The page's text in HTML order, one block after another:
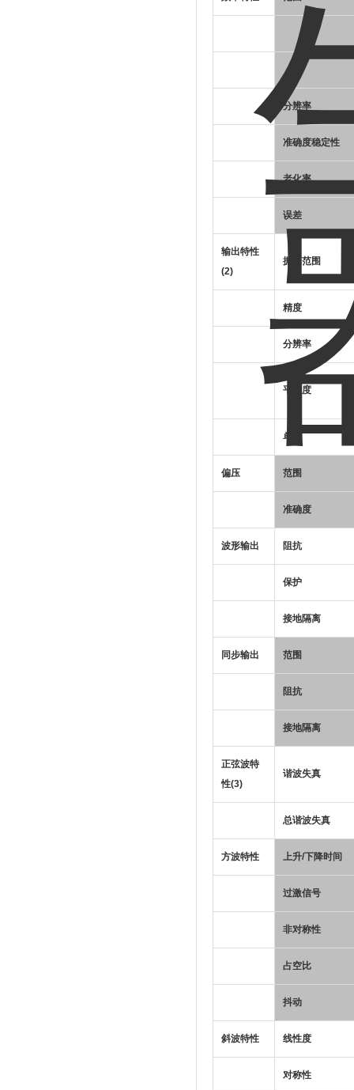
分辨率
准确度稳定性
老化率
误差
输出特性
(2)
振幅范围
精度
分辨率
平坦度
单位
偏压 范围
准确度
波形输出 阻抗
保护
接地隔离
同步输出 范围
阻抗
接地隔离
正弦波特
性(3)
谐波失真
总谐波失真
方波特性 上升/下降时间
过激信号
非对称性
占空比
抖动
斜波特性 线性度
对称性